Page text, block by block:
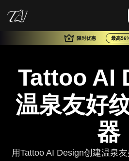
限时优惠 最高
Tattoo AI
温泉友好
器
用Tattoo AI Design创建温泉